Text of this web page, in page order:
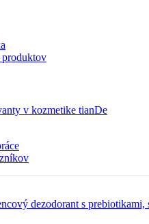
produktov
v kozmetike tianDe